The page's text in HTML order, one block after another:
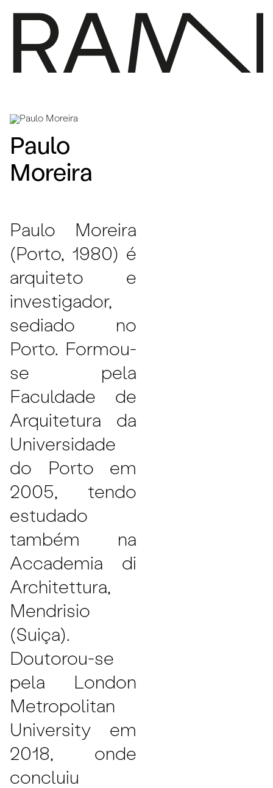
IMPRENSA
SOBRE
CONTACTOS
ARQUIVO
Paulo
Moreira
Paulo Moreira
(Porto, 1980) é
arquiteto e
investigador,
sediado no
Porto. Formou-
se pela
Faculdade de
Arquitetura da
Universidade
do Porto em
2005, tendo
estudado
também na
Accademia di
Architettura,
Mendrisio
(Suiça).
Doutorou-se
pela London
Metropolitan
University em
2018, onde
concluiu